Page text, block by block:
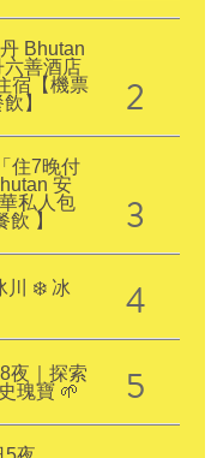
Bhutan
六善酒店
宿【機票
】
2
住7晚付
安
私人包
】
3
川 ❄️ 冰
4
夜｜探索
瑰寶 🌱
5